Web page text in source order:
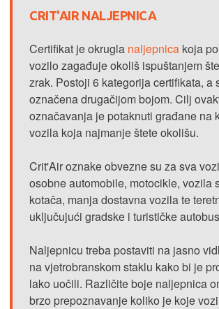
CRIT'AIR NALJEPNICA
Certifikat je okrugla naljepnica koja
vozilo zagađuje okoliš ispuštanjem
zrak. Postoji 6 kategorija certifikata, a
označena drugačijom bojom. Cilj
označavanja je potaknuti građane na
vozila koja najmanje štete okolišu.
Crit'Air oznake obvezne su za sva
osobne automobile, motocikle, vozila
kotača, manja dostavna vozila te
uključujući gradske i turističke
Naljepnicu treba postaviti na jasno
na vjetrobranskom staklu kako bi je
lako uočili. Različite boje naljepnica
brzo prepoznavanje koliko je koje